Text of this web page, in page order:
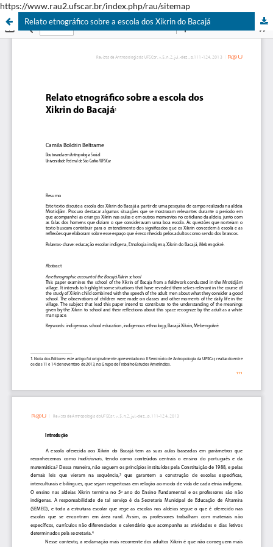
https://www.rau2.ufscar.br/index.php/rau/sitemap
Relato etnográfico sobre a escola dos Xikrin do Bacajá